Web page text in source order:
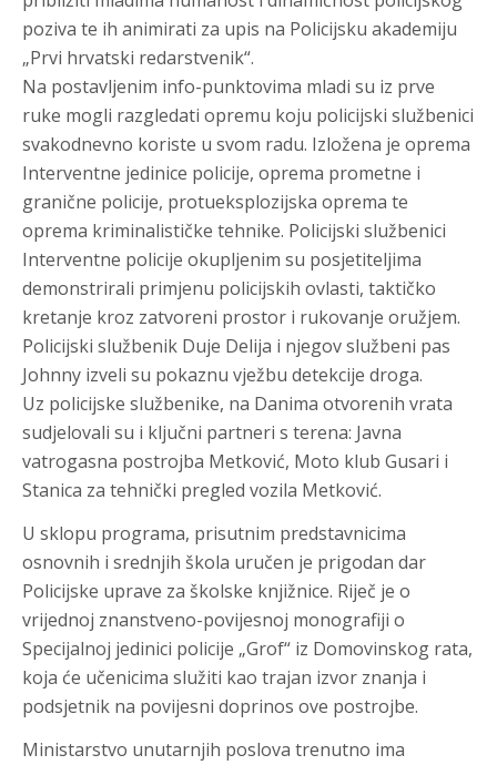
poziva te ih animirati za upis na Policijsku akademiju
„Prvi hrvatski redarstvenik“.
Na postavljenim info-punktovima mladi su iz prve
ruke mogli razgledati opremu koju policijski službenici
svakodnevno koriste u svom radu. Izložena je oprema
Interventne jedinice policije, oprema prometne i
granične policije, protueksplozijska oprema te
oprema kriminalističke tehnike. Policijski službenici
Interventne policije okupljenim su posjetiteljima
demonstrirali primjenu policijskih ovlasti, taktičko
kretanje kroz zatvoreni prostor i rukovanje oružjem.
Policijski službenik Duje Delija i njegov službeni pas
Johnny izveli su pokaznu vježbu detekcije droga.
Uz policijske službenike, na Danima otvorenih vrata
sudjelovali su i ključni partneri s terena: Javna
vatrogasna postrojba Metković, Moto klub Gusari i
Stanica za tehnički pregled vozila Metković.
U sklopu programa, prisutnim predstavnicima
osnovnih i srednjih škola uručen je prigodan dar
Policijske uprave za školske knjižnice. Riječ je o
vrijednoj znanstveno-povijesnoj monografiji o
Specijalnoj jedinici policije „Grof“ iz Domovinskog rata,
koja će učenicima služiti kao trajan izvor znanja i
podsjetnik na povijesni doprinos ove postrojbe.
Ministarstvo unutarnjih poslova trenutno ima